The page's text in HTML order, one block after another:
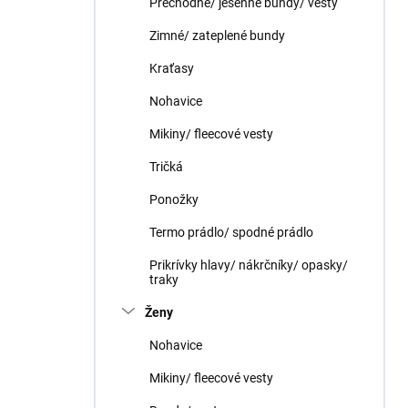
Zimné/ zateplené bundy
Kraťasy
Nohavice
Mikiny/ fleecové vesty
Tričká
Ponožky
Termo prádlo/ spodné prádlo
Prikrívky hlavy/ nákrčníky/ opasky/
traky
Ženy
Nohavice
Mikiny/ fleecové vesty